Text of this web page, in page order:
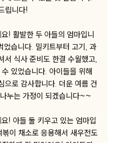
립니다!
! 활발한 두 아들의 엄마입니
었습니다. 밀키트부터 고기, 과
서 식사 준비도 한결 수월했고,
있었습니다. 아이들을 위해
으로 감사합니다. 더운 여름 건
누는 가정이 되겠습니다~~
! 아들 둘 키우고 있는 엄마입
이 채소로 응용해서 새우전도